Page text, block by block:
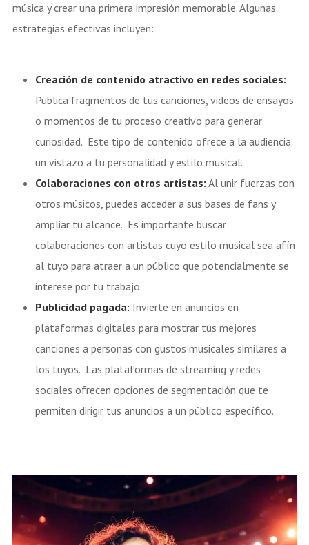
música y crear una primera impresión memorable. Algunas
estrategias efectivas incluyen:
Creación de contenido atractivo en redes sociales:
Publica fragmentos de tus canciones, videos de ensayos
o momentos de tu proceso creativo para generar
curiosidad. Este tipo de contenido ofrece a la audiencia
un vistazo a tu personalidad y estilo musical.
Colaboraciones con otros artistas: Al unir fuerzas con
otros músicos, puedes acceder a sus bases de fans y
ampliar tu alcance. Es importante buscar
colaboraciones con artistas cuyo estilo musical sea afín
al tuyo para atraer a un público que potencialmente se
interese por tu trabajo.
Publicidad pagada: Invierte en anuncios en
plataformas digitales para mostrar tus mejores
canciones a personas con gustos musicales similares a
los tuyos. Las plataformas de streaming y redes
sociales ofrecen opciones de segmentación que te
permiten dirigir tus anuncios a un público específico.